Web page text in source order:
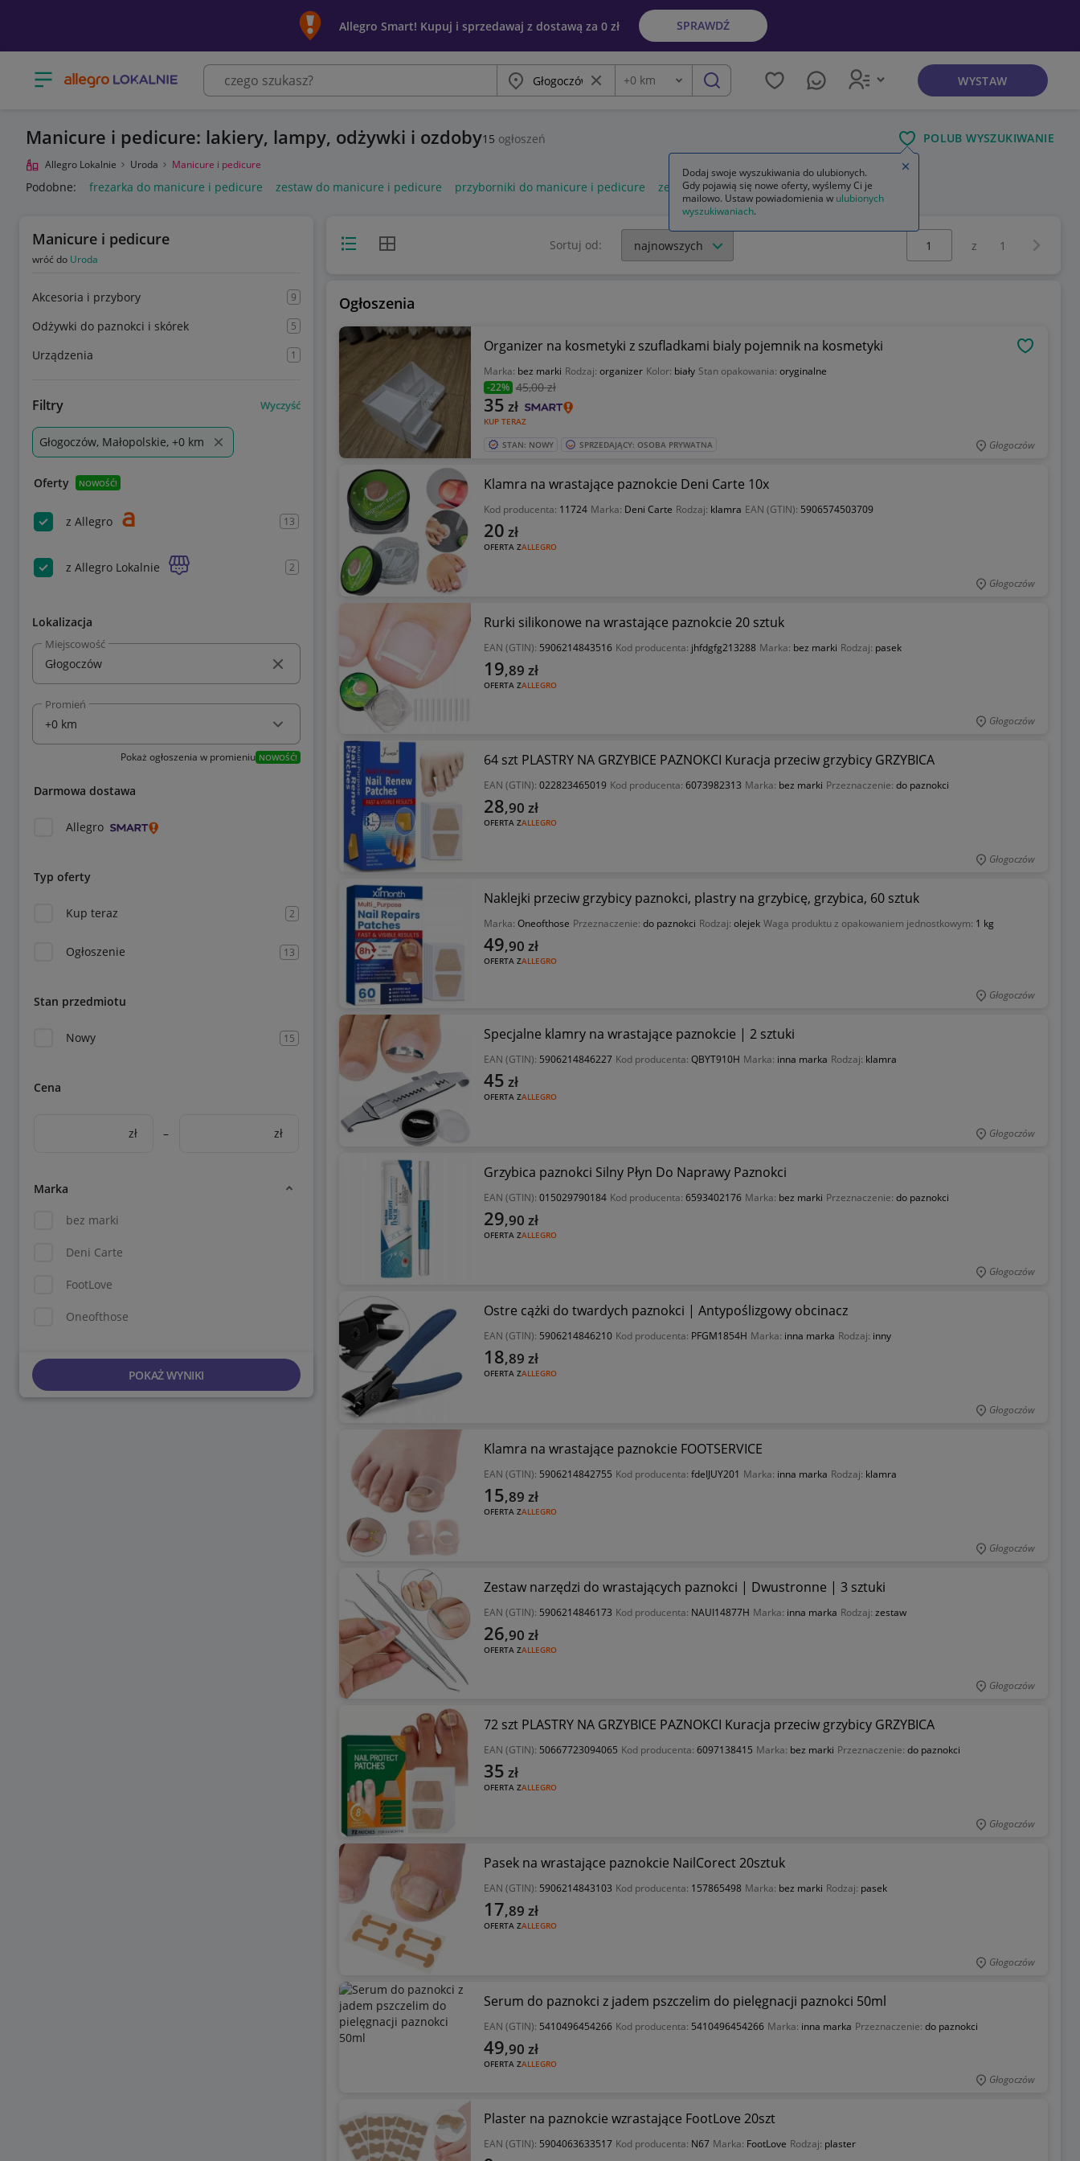
Allegro Smart! Kupuj i sprzedawaj z dostawą za 0 zł SPRAWDŹ
Otwórz menu z kategoriami Miasto Wyczyść frazę
Odległość
+0 km szukaj WYSTAW
Manicure i pedicure: lakiery, lampy, odżywki i ozdoby15 ogłoszeń POLUB WYSZUKIWANIE
Allegro Lokalnie Uroda Manicure i pedicure
Podobne: frezarka do manicure i pedicure zestaw do manicure i pedicure przyborniki do manicure i pedicure zestaw do manicure i pedicure dla mężczyzn
Manicure i pedicure
wróć do Uroda
Akcesoria i przybory 9
Odżywki do paznokci i skórek 5
Urządzenia 1
Filtry Wyczyść
Głogoczów, Małopolskie, +0 km
Oferty NOWOŚĆ!
z Allegro 13
z Allegro Lokalnie 2
Lokalizacja
Miejscowość
Promień
Pokaż ogłoszenia w promieniu NOWOŚĆ!
Darmowa dostawa
Allegro
Typ oferty
Kup teraz 2
Ogłoszenie 13
Stan przedmiotu
Nowy 15
Cena
zł – zł
Marka
bez marki
Deni Carte
FootLove
Oneofthose
POKAŻ WYNIKI
Widok listyWidok siatki Sortuj od:
Wybierz stronę:
z 1
Ogłoszenia
Organizer na kosmetyki z szufladkami bialy pojemnik na kosmetyki
Marka: bez marki Rodzaj: organizer Kolor: biały Stan opakowania: oryginalne
-22% 45,00 zł
KUP TERAZ
35 zł
STAN: NOWY SPRZEDAJĄCY: OSOBA PRYWATNA Głogoczów
Klamra na wrastające paznokcie Deni Carte 10x
Kod producenta: 11724 Marka: Deni Carte Rodzaj: klamra EAN (GTIN): 5906574503709
OFERTA ZALLEGRO
20 zł
Głogoczów
Rurki silikonowe na wrastające paznokcie 20 sztuk
EAN (GTIN): 5906214843516 Kod producenta: jhfdgfg213288 Marka: bez marki Rodzaj: pasek
OFERTA ZALLEGRO
19,89 zł
Głogoczów
64 szt PLASTRY NA GRZYBICE PAZNOKCI Kuracja przeciw grzybicy GRZYBICA
EAN (GTIN): 022823465019 Kod producenta: 6073982313 Marka: bez marki Przeznaczenie: do paznokci
OFERTA ZALLEGRO
28,90 zł
Głogoczów
Naklejki przeciw grzybicy paznokci, plastry na grzybicę, grzybica, 60 sztuk
Marka: Oneofthose Przeznaczenie: do paznokci Rodzaj: olejek Waga produktu z opakowaniem jednostkowym: 1 kg
OFERTA ZALLEGRO
49,90 zł
Głogoczów
Specjalne klamry na wrastające paznokcie | 2 sztuki
EAN (GTIN): 5906214846227 Kod producenta: QBYT910H Marka: inna marka Rodzaj: klamra
OFERTA ZALLEGRO
45 zł
Głogoczów
Grzybica paznokci Silny Płyn Do Naprawy Paznokci
EAN (GTIN): 015029790184 Kod producenta: 6593402176 Marka: bez marki Przeznaczenie: do paznokci
OFERTA ZALLEGRO
29,90 zł
Głogoczów
Ostre cążki do twardych paznokci | Antypoślizgowy obcinacz
EAN (GTIN): 5906214846210 Kod producenta: PFGM1854H Marka: inna marka Rodzaj: inny
OFERTA ZALLEGRO
18,89 zł
Głogoczów
Klamra na wrastające paznokcie FOOTSERVICE
EAN (GTIN): 5906214842755 Kod producenta: fdeIJUY201 Marka: inna marka Rodzaj: klamra
OFERTA ZALLEGRO
15,89 zł
Głogoczów
Zestaw narzędzi do wrastających paznokci | Dwustronne | 3 sztuki
EAN (GTIN): 5906214846173 Kod producenta: NAUI14877H Marka: inna marka Rodzaj: zestaw
OFERTA ZALLEGRO
26,90 zł
Głogoczów
72 szt PLASTRY NA GRZYBICE PAZNOKCI Kuracja przeciw grzybicy GRZYBICA
EAN (GTIN): 50667723094065 Kod producenta: 6097138415 Marka: bez marki Przeznaczenie: do paznokci
OFERTA ZALLEGRO
35 zł
Głogoczów
Pasek na wrastające paznokcie NailCorect 20sztuk
EAN (GTIN): 5906214843103 Kod producenta: 157865498 Marka: bez marki Rodzaj: pasek
OFERTA ZALLEGRO
17,89 zł
Głogoczów
Serum do paznokci z jadem pszczelim do pielęgnacji paznokci 50ml
EAN (GTIN): 5410496454266 Kod producenta: 5410496454266 Marka: inna marka Przeznaczenie: do paznokci
OFERTA ZALLEGRO
49,90 zł
Głogoczów
Plaster na paznokcie wzrastające FootLove 20szt
EAN (GTIN): 5904063633517 Kod producenta: N67 Marka: FootLove Rodzaj: plaster
Dodaj swoje wyszukiwania do ulubionych.
Gdy pojawią się nowe oferty, wyślemy Ci je
mailowo. Ustaw powiadomienia w ulubionych
wyszukiwaniach.
Zamknij wskazówkę